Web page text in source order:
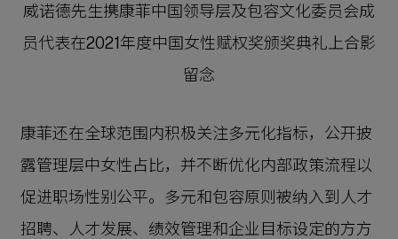
威诺德先生携康菲中国领导层及包容文化委员会成
员代表在2021年度中国女性赋权奖颁奖典礼上合影
留念
康菲还在全球范围内积极关注多元化指标，公开披
露管理层中女性占比，并不断优化内部政策流程以
促进职场性别公平。多元和包容原则被纳入到人才
招聘、人才发展、绩效管理和企业目标设定的方方